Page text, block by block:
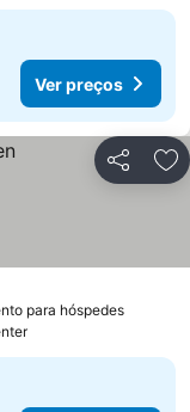
Ver preços
Partilhar
para hóspedes